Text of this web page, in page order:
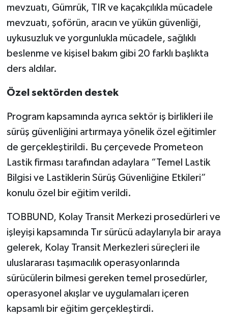
mevzuatı, Gümrük, TIR ve kaçakçılıkla mücadele
mevzuatı, şoförün, aracın ve yükün güvenliği,
uykusuzluk ve yorgunlukla mücadele, sağlıklı
beslenme ve kişisel bakım gibi 20 farklı başlıkta
ders aldılar.
Özel sektörden destek
Program kapsamında ayrıca sektör iş birlikleri ile
sürüş güvenliğini artırmaya yönelik özel eğitimler
de gerçekleştirildi. Bu çerçevede Prometeon
Lastik firması tarafından adaylara “Temel Lastik
Bilgisi ve Lastiklerin Sürüş Güvenliğine Etkileri”
konulu özel bir eğitim verildi.
TOBBUND, Kolay Transit Merkezi prosedürleri ve
işleyişi kapsamında Tır sürücü adaylarıyla bir araya
gelerek, Kolay Transit Merkezleri süreçleri ile
uluslararası taşımacılık operasyonlarında
sürücülerin bilmesi gereken temel prosedürler,
operasyonel akışlar ve uygulamaları içeren
kapsamlı bir eğitim gerçekleştirdi.